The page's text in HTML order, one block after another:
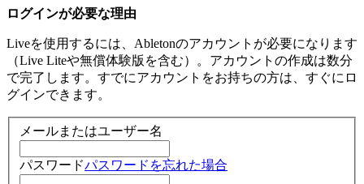
ログインが必要な理由
Liveを使用するには、Abletonのアカウントが必要になります
（Live Liteや無償体験版を含む）。アカウントの作成は数分
で完了します。すでにアカウントをお持ちの方は、すぐにロ
グインできます。
メールまたはユーザー名
パスワードパスワードを忘れた場合